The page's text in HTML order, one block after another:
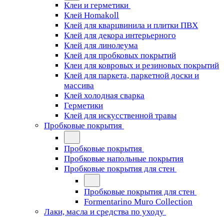
Клеи и герметики
Клей Homakoll
Клей для кварцвинила и плитки ПВХ
Клей для декора интерьерного
Клей для линолеума
Клей для пробковых покрытий
Клеи для ковровых и резиновых покрытий
Клей для паркета, паркетной доски и
массива
Клей холодная сварка
Герметики
Клей для искусственной травы
Пробковые покрытия
Пробковые покрытия
Пробковые напольные покрытия
Пробковые покрытия для стен
Пробковые покрытия для стен
Formentarino Muro Collection
Лаки, масла и средства по уходу